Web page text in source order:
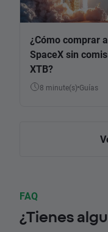
¿Cómo comprar
SpaceX sin
XTB?
8 minute(s) Guías
FAQ
¿Tienes